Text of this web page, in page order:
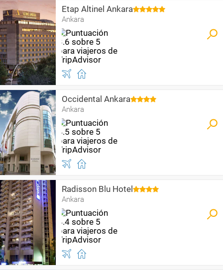
Etap Altinel Ankara
Ankara
Occidental Ankara
Ankara
Radisson Blu Hotel
Ankara